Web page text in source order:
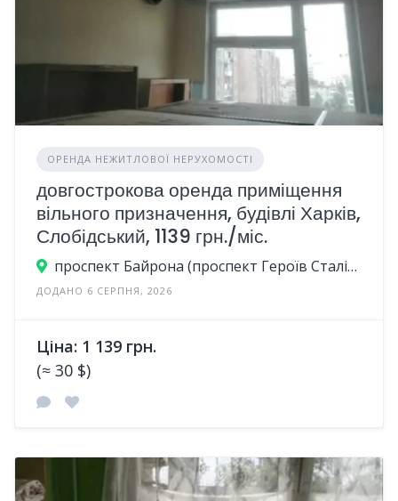
ОРЕНДА НЕЖИТЛОВОЇ НЕРУХОМОСТІ
довгострокова оренда приміщення
вільного призначення, будівлі Харків,
Слобідський, 1139 грн./міс.
проспект Байрона (проспект Героїв Сталінграда), 23А, Харків, Україна
ДОДАНО 6 СЕРПНЯ, 2026
Ціна: 1 139 грн.
(≈ 30 $)